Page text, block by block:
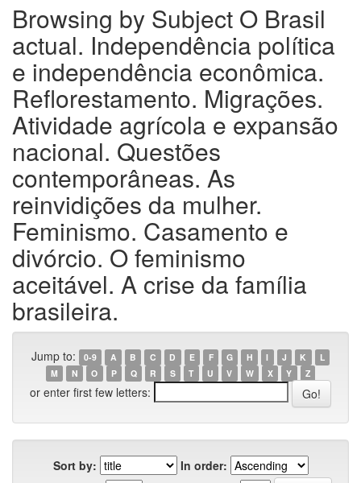
Browsing by Subject O Brasil
actual. Independência política
e independência econômica.
Reflorestamento. Migrações.
Atividade agrícola e expansão
nacional. Questões
contemporâneas. As
reinvidições da mulher.
Feminismo. Casamento e
divórcio. O feminismo
aceitável. A crise da família
brasileira.
Jump to: 0-9 A B C D E F G H I J K
L
M
N O P Q R S T U V W X Y Z
or enter first few letters:
Sort by:
In order: